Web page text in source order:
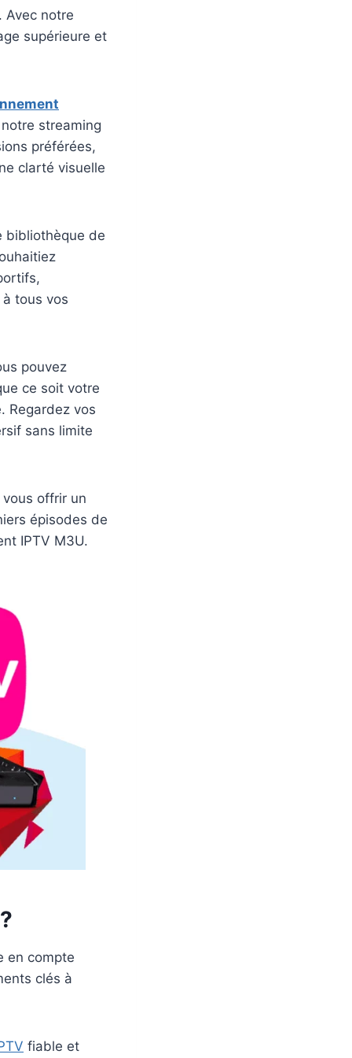
notre
supérieure et
streaming
préférées,
clarté visuelle
bibliothèque de
tous vos
pouvez
ce soit votre
Regardez vos
sans limite
offrir un
épisodes de
IPTV M3U.
en compte
clés à
fiable et